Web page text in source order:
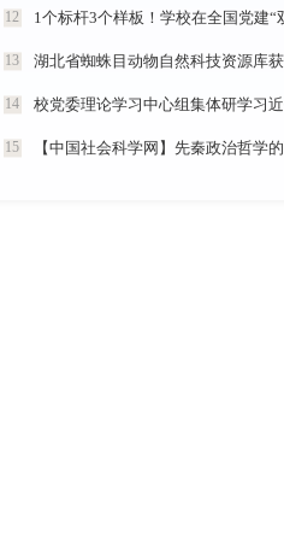
12
13
14 校党委理论学习中心组集体研学习
15